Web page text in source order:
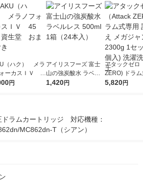
（ハク） メラ
ーカスＩＶ 4
生堂 おまけ
円
アイリスフーズ 富士
山の強炭酸水 ラベル
レス 500ml 1箱（24
1,420円
アタックゼロ
ZERO) ドラ
詰め替え メガ
5,820円
ラムカートリッジ　対応機種：
MC862dn-T（シアン）